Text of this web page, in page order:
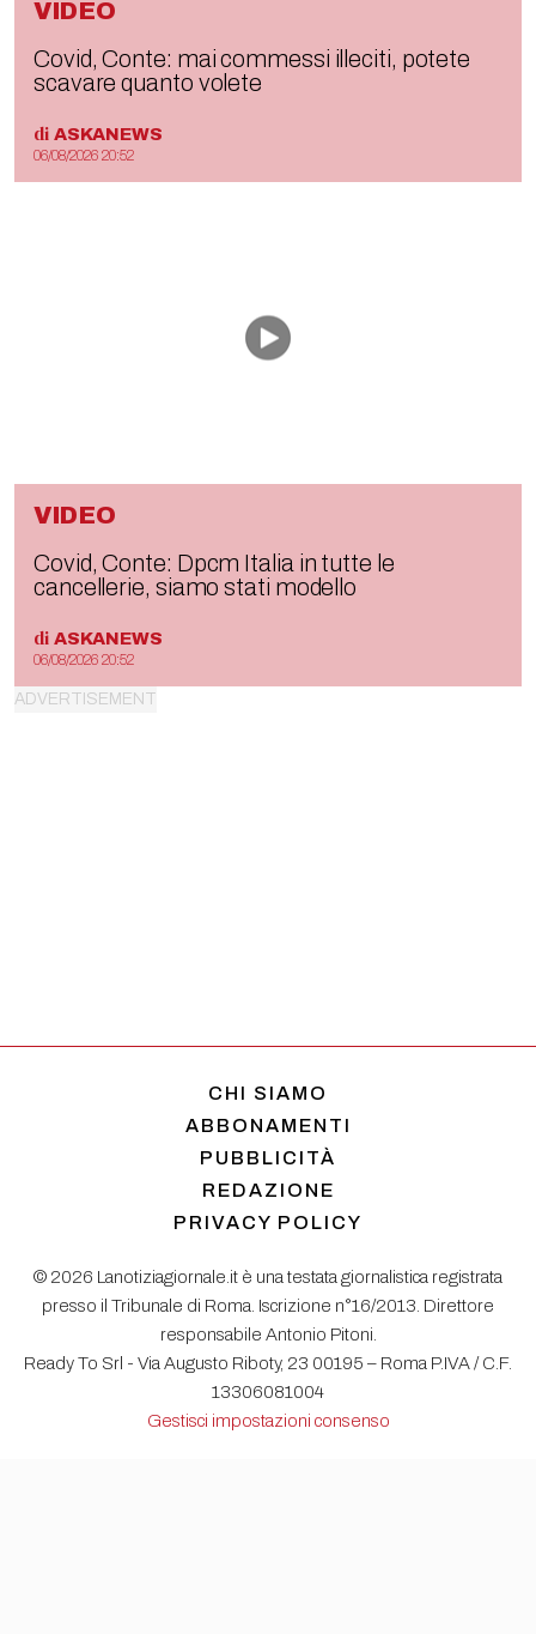
VIDEO
Covid, Conte: mai commessi illeciti, potete
scavare quanto volete
di ASKANEWS
06/08/2026 20:52
VIDEO
Covid, Conte: Dpcm Italia in tutte le
cancellerie, siamo stati modello
di ASKANEWS
06/08/2026 20:52
CHI SIAMO
ABBONAMENTI
PUBBLICITÀ
REDAZIONE
PRIVACY POLICY
© 2026 Lanotiziagiornale.it è una testata giornalistica registrata
presso il Tribunale di Roma. Iscrizione n°16/2013. Direttore
responsabile Antonio Pitoni.
Ready To Srl - Via Augusto Riboty, 23 00195 – Roma P.IVA / C.F.
13306081004
Gestisci impostazioni consenso